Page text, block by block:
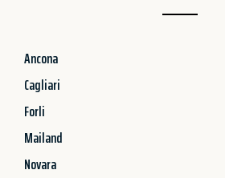
Ancona
Cagliari
Forli
Mailand
Novara